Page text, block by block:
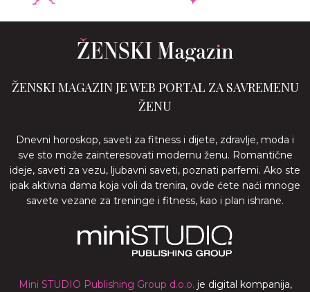
ŽENSKI MAGAZIN JE WEB PORTAL ZA SAVREMENU
ŽENU
Dnevni horoskop, saveti za fitness i dijete, zdravlje, moda i
sve sto može zainteresovati modernu ženu. Romantične
ideje, saveti za vezu, ljubavni saveti, poznati parfemi. Ako ste
ipak aktivna dama koja voli da trenira, ovde ćete naći mnoge
savete vezane za treninge i fitness, kao i plan ishrane.
Mini STUDIO Publishing Group d.o.o. je digital kompanija,